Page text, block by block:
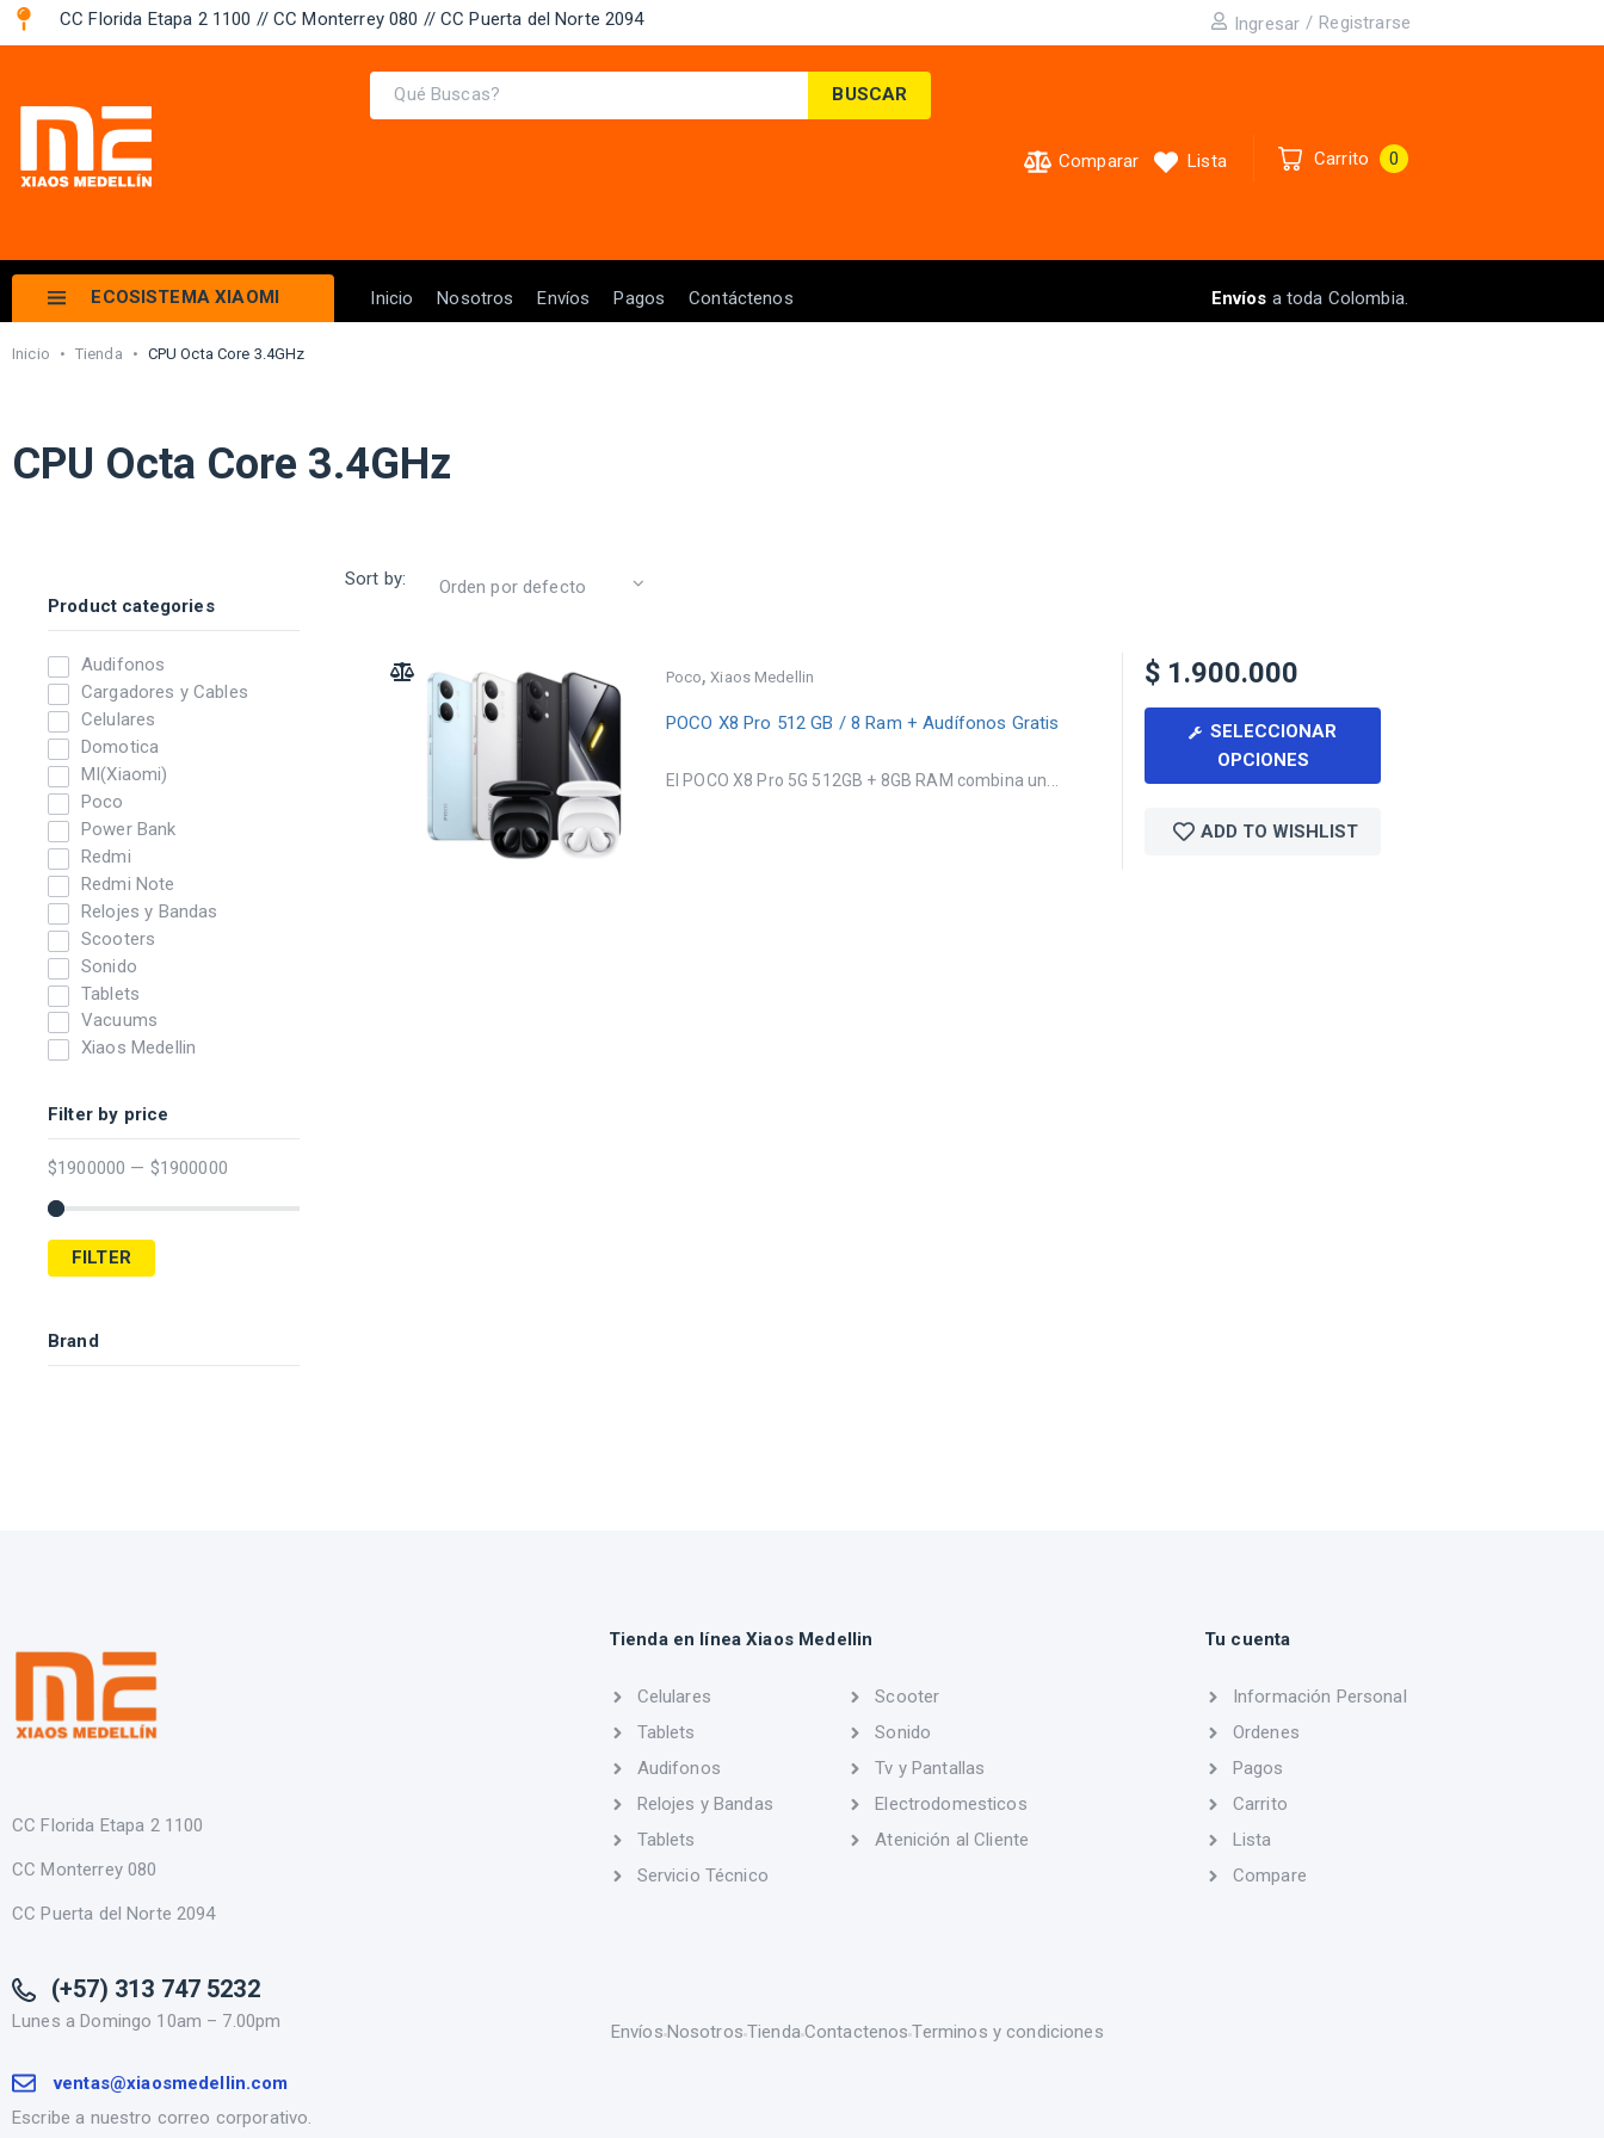
CC Florida Etapa 2 1100 // CC Monterrey 080 // CC Puerta del Norte 2094 ​ Ingresar / Registrarse
BUSCAR
Comparar Lista Carrito 0
ECOSISTEMA XIAOMI Inicio Nosotros Envíos Pagos Contáctenos Envíos a toda Colombia.
Inicio • Tienda • CPU Octa Core 3.4GHz
CPU Octa Core 3.4GHz
Product categories
Audifonos
Cargadores y Cables
Celulares
Domotica
MI(Xiaomi)
Poco
Power Bank
Redmi
Redmi Note
Relojes y Bandas
Scooters
Sonido
Tablets
Vacuums
Xiaos Medellin
Filter by price
$1900000 — $1900000
FILTER
Brand
Sort by:
Poco,Xiaos Medellin
POCO X8 Pro 512 GB / 8 Ram + Audífonos Gratis
El POCO X8 Pro 5G 512GB + 8GB RAM combina un...
$ 1.900.000
SELECCIONAR
OPCIONES
ADD TO WISHLIST
CC Florida Etapa 2 1100
CC Monterrey 080
CC Puerta del Norte 2094
(+57) 313 747 5232
Lunes a Domingo 10am – 7.00pm
ventas@xiaosmedellin.com
Escribe a nuestro correo corporativo.
Tienda en línea Xiaos Medellin
Celulares
Tablets
Audifonos
Relojes y Bandas
Tablets
Servicio Técnico
Scooter
Sonido
Tv y Pantallas
Electrodomesticos
Atenición al Cliente
Tu cuenta
Información Personal
Ordenes
Pagos
Carrito
Lista
Compare
Envíos Nosotros TiendaContactenosTerminos y condiciones